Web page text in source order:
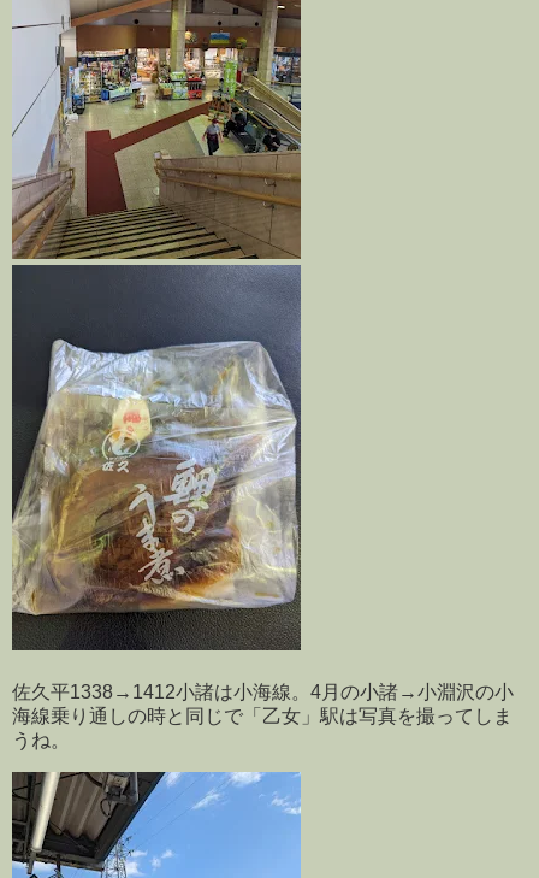
佐久平1338→1412小諸は小海線。4月の小諸→小淵沢の小
海線乗り通しの時と同じで「乙女」駅は写真を撮ってしま
うね。